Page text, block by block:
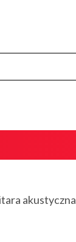
akustyczna